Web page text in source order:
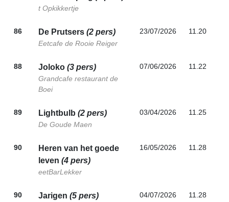
t Opkikkertje
86 De Prutsers (2 pers)
Eetcafe de Rooie Reiger
23/07/2026 11.20
88 Joloko (3 pers)
Grandcafe restaurant de
Boei
07/06/2026 11.22
89 Lightbulb (2 pers)
De Goude Maen
03/04/2026 11.25
90
Heren van het goede
leven (4 pers)
eetBarLekker
16/05/2026 11.28
90 Jarigen (5 pers) 04/07/2026 11.28